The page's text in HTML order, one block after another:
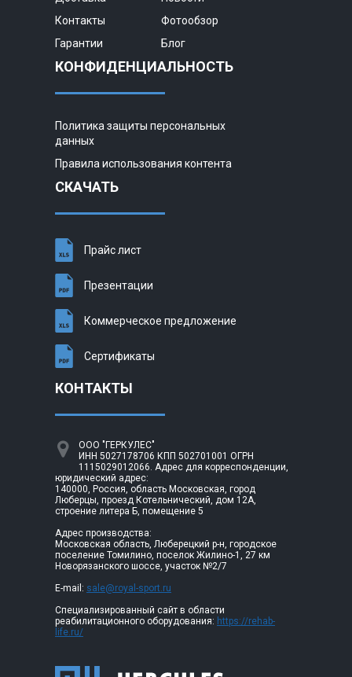
Контакты
Фотообзор
Гарантии
Блог
КОНФИДЕНЦИАЛЬНОСТЬ
Политика защиты персональных
данных
Правила использования контента
СКАЧАТЬ
Прайс лист
Презентации
Коммерческое предложение
Сертификаты
КОНТАКТЫ
ООО "ГЕРКУЛЕС"
ИНН 5027178706 КПП 502701001 ОГРН
1115029012066. Адрес для корреспонденции,
юридический адрес:
140000, Россия, область Московская, город
Люберцы, проезд Котельнический, дом 12А,
строение литера Б, помещение 5
Адрес производства:
Московская область, Люберецкий р-н, городское
поселение Томилино, поселок Жилино-1, 27 км
Новорязанского шоссе, участок №2/7
E-mail: sale@royal-sport.ru
Специализированный сайт в области
реабилитационного оборудования: https://rehab-
life.ru/